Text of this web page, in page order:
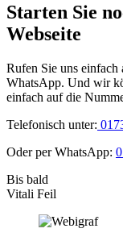
Starten Sie
Webseite
Rufen Sie uns einfach
WhatsApp. Und wir
einfach auf die
Telefonisch unter:
Oder per WhatsApp:
Bis bald
Vitali Feil